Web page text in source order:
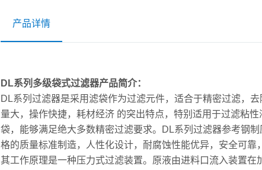
产品详情
DL系列多级袋式过滤器产品简介：
DL系列过滤器是采用滤袋作为过滤元件，适合于精密过滤，
量大，操作快捷，耗材经济 的突出特点，特别适用于过滤粘性
袋，能够满足绝大多数精密过滤要求。
DL系列过滤器参考钢
格的质量标准制造，人性化设计，耐腐蚀性能优异，安全可靠
其工作原理是一种压力式过滤装置。原液由进料口流入装置在